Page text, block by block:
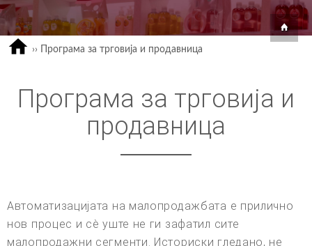
›› Програма за трговија и продавница
Програма за трговија и
продавница
Автоматизацијата на малопродажбата е прилично
нов процес и сè уште не ги зафатил сите
малопродажни сегменти. Историски гледано, не